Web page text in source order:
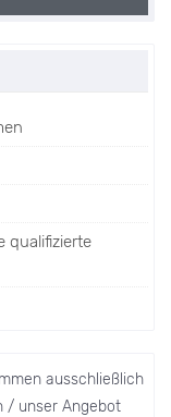
qualifizierte
ausschließlich
/ unser Angebot